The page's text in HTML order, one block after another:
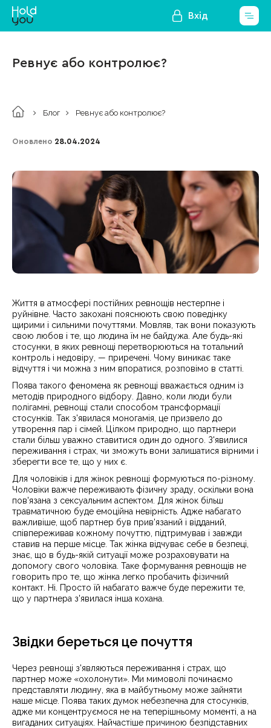
Вхід
Ревнує або контролює?
Блог Ревнує або контролює?
Оновлено 28.04.2024
Життя в атмосфері постійних ревнощів нестерпне і
руйнівне. Часто закохані пояснюють свою поведінку
щирими і сильними почуттями. Мовляв, так вони показують
свою любов і те, що людина їм не байдужа. Але будь-які
стосунки, в яких ревнощі перетворюються на тотальний
контроль і недовіру, — приречені. Чому виникає таке
відчуття і чи можна з ним впоратися, розповімо в статті.
Поява такого феномена як ревнощі вважається одним із
методів природного відбору. Давно, коли люди були
полігамні, ревнощі стали способом трансформації
стосунків. Так з'явилася моногамія, це призвело до
утворення пар і сімей. Цілком природно, що партнери
стали більш уважно ставитися один до одного. З'явилися
переживання і страх, чи зможуть вони залишатися вірними і
зберегти все те, що у них є.
Для чоловіків і для жінок ревнощі формуються по-різному.
Чоловіки важче переживають фізичну зраду, оскільки вона
пов'язана з сексуальним аспектом. Для жінок більш
травматичною буде емоційна невірність. Адже набагато
важливіше, щоб партнер був прив'язаний і відданий,
співпереживав кожному почуттю, підтримував і завжди
ставив на перше місце. Так жінка відчуває себе в безпеці,
знає, що в будь-якій ситуації може розраховувати на
допомогу свого чоловіка. Таке формування ревнощів не
говорить про те, що жінка легко пробачить фізичний
контакт. Ні. Просто їй набагато важче буде пережити те,
що у партнера з'явилася інша кохана.
Звідки береться це почуття
Через ревнощі з'являються переживання і страх, що
партнер може «охолонути». Ми мимоволі починаємо
представляти людину, яка в майбутньому може зайняти
наше місце. Поява таких думок небезпечна для стосунків,
адже ми концентруємося не на теперішньому моменті, а на
вигаданих ситуаціях. Найчастіше причиною безпідставних